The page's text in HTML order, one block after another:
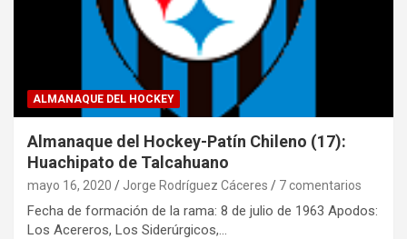
ALMANAQUE DEL HOCKEY
Almanaque del Hockey-Patín Chileno (17):
Huachipato de Talcahuano
mayo 16, 2020 Jorge Rodríguez Cáceres 7 comentarios
Fecha de formación de la rama: 8 de julio de 1963 Apodos:
Los Acereros, Los Siderúrgicos,…